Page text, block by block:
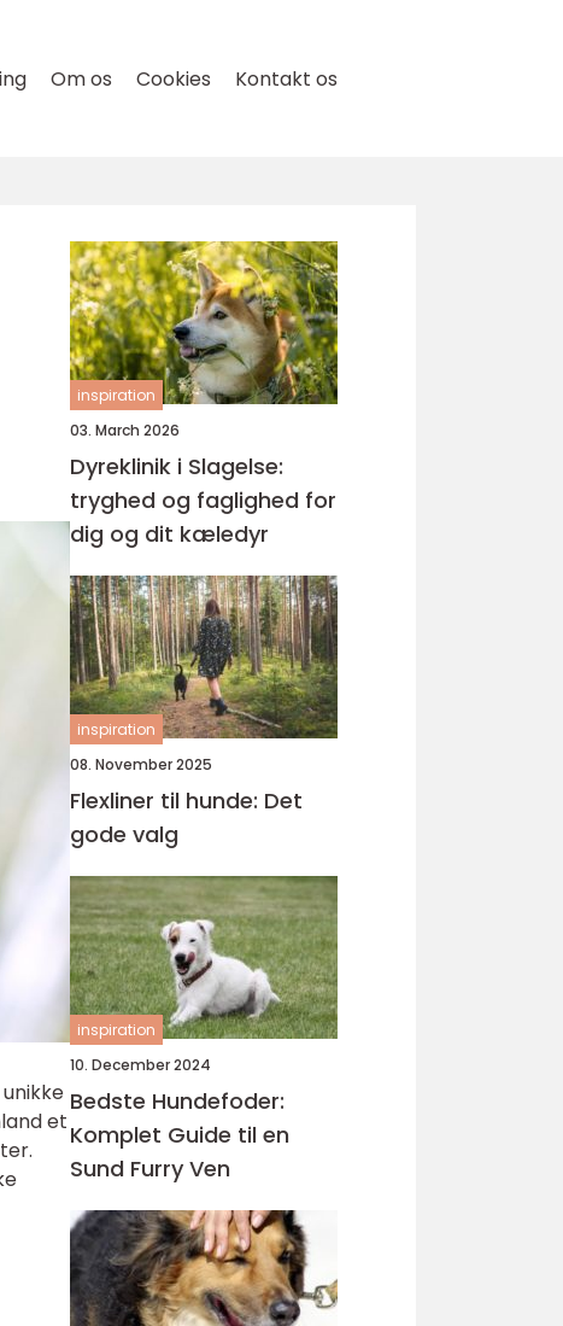
Om os Cookies Kontakt os
et
inspiration
03. March 2026
Dyreklinik i Slagelse:
tryghed og faglighed for
dig og dit kæledyr
inspiration
08. November 2025
Flexliner til hunde: Det
gode valg
inspiration
10. December 2024
Bedste Hundefoder:
Komplet Guide til en
Sund Furry Ven